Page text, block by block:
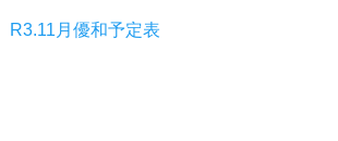
R3.11月優和予定表